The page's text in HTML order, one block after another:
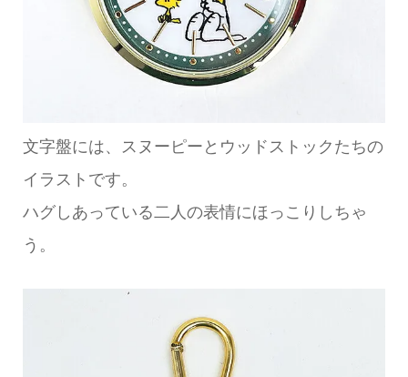
文字盤には、スヌーピーとウッドストックたちの
イラストです。
ハグしあっている二人の表情にほっこりしちゃ
う。